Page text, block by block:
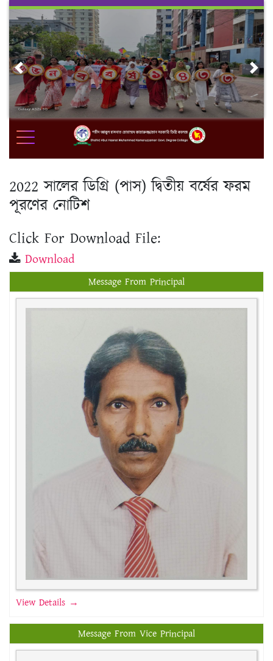
Skip
content
Previous
2022 সালের ডিগ্রি (পাস) দ্বিতীয় বর্ষের ফরম
পূরণের নোটিশ
Click For Download File:
Download
Message From Principal
View Details →
Message From Vice Principal